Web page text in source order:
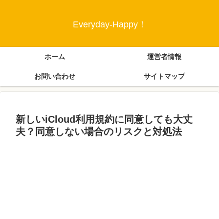
Everyday-Happy！
ホーム 運営者情報
お問い合わせ サイトマップ
新しいiCloud利用規約に同意しても大丈
夫？同意しない場合のリスクと対処法